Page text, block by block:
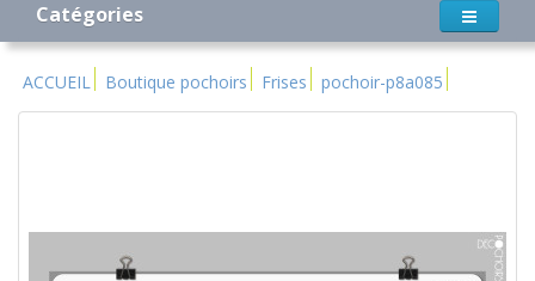
Catégories
ACCUEIL Boutique pochoirs Frises pochoir-p8a085